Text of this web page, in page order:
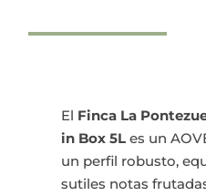
era:
Box
3x5L
cantidad
El Finca La
in Box 5L es un
un perfil robusto,
sutiles notas